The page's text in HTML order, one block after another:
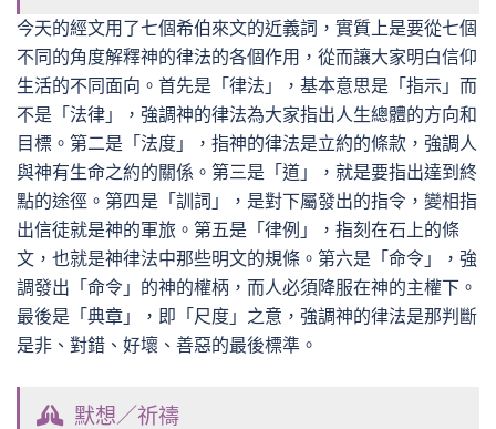
今天的經文用了七個希伯來文的近義詞，實質上是要從七個
不同的角度解釋神的律法的各個作用，從而讓大家明白信仰
生活的不同面向。首先是「律法」，基本意思是「指示」而
不是「法律」，強調神的律法為大家指出人生總體的方向和
目標。第二是「法度」，指神的律法是立約的條款，強調人
與神有生命之約的關係。第三是「道」，就是要指出達到終
點的途徑。第四是「訓詞」，是對下屬發出的指令，變相指
出信徒就是神的軍旅。第五是「律例」，指刻在石上的條
文，也就是神律法中那些明文的規條。第六是「命令」，強
調發出「命令」的神的權柄，而人必須降服在神的主權下。
最後是「典章」，即「尺度」之意，強調神的律法是那判斷
是非、對錯、好壞、善惡的最後標準。
默想／祈禱